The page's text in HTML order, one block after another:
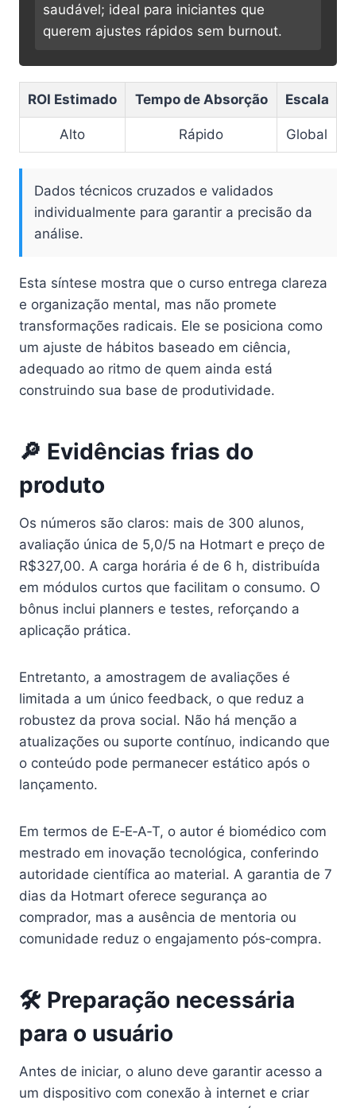
saudável; ideal para iniciantes que
querem ajustes rápidos sem burnout.
ROI Estimado Tempo de Absorção Escala
Alto Rápido Global
Dados técnicos cruzados e validados
individualmente para garantir a precisão da
análise.
Esta síntese mostra que o curso entrega clareza
e organização mental, mas não promete
transformações radicais. Ele se posiciona como
um ajuste de hábitos baseado em ciência,
adequado ao ritmo de quem ainda está
construindo sua base de produtividade.
🔎 Evidências frias do
produto
Os números são claros: mais de 300 alunos,
avaliação única de 5,0/5 na Hotmart e preço de
R$327,00. A carga horária é de 6 h, distribuída
em módulos curtos que facilitam o consumo. O
bônus inclui planners e testes, reforçando a
aplicação prática.
Entretanto, a amostragem de avaliações é
limitada a um único feedback, o que reduz a
robustez da prova social. Não há menção a
atualizações ou suporte contínuo, indicando que
o conteúdo pode permanecer estático após o
lançamento.
Em termos de E‑E‑A‑T, o autor é biomédico com
mestrado em inovação tecnológica, conferindo
autoridade científica ao material. A garantia de 7
dias da Hotmart oferece segurança ao
comprador, mas a ausência de mentoria ou
comunidade reduz o engajamento pós‑compra.
🛠️ Preparação necessária
para o usuário
Antes de iniciar, o aluno deve garantir acesso a
um dispositivo com conexão à internet e criar